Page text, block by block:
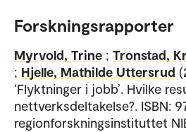
Forskningsrapporter
Myrvold, Trine ; Tronstad,
; Hjelle, Mathilde Uttersrud
‘Flyktninger i jobb’. Hvilke
nettverksdeltakelse?. ISBN:
regionforskningsinstituttet